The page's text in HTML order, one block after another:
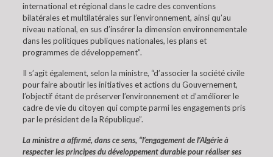
international et régional dans le cadre des conventions
bilatérales et multilatérales sur l’environnement, ainsi qu’au
niveau national, en sus d’insérer la dimension environnementale
dans les politiques publiques nationales, les plans et
programmes de développement”.
Il s’agit également, selon la ministre, “d’associer la société civile
pour faire aboutir les initiatives et actions du Gouvernement,
l’objectif étant de préserver l’environnement et d’améliorer le
cadre de vie du citoyen qui compte parmi les engagements pris
par le président de la République”.
La ministre a affirmé, dans ce sens, “l’engagement de l’Algérie à
respecter les principes du développement durable pour réaliser ses